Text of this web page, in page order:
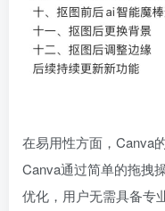
在易用性方面，Canva
Canva通过简单的拖拽
优化，用户无需具备专